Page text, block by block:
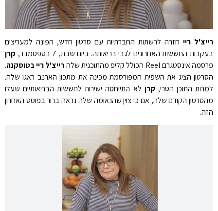
רייצ'ל ריי חזרה לרשתות החברתיות עם סרטון חדש, הפונה למעריצים
בעקבות החששות האחרונים לגבי בריאותה. ביום שבת, 7 בספטמבר,
קֶרֶן
פרסמה אינסטגרם Reel הכולל קליפ מהתוכנית שלה
רייצ'ל ריי בטוסקנה.
הסרטון הציג את השפית המפורסמת מכינה את מתכון הארנב ראגו שלה.
למרות התוכן הטרי, קֶרֶן לא התייחסה ישירות לחששות הבריאותיים שעלו
מהסרטון הקודם שלה, אם כי צוין שהנאומה שלה נראה ברור בפוסט האחרון
הזה.